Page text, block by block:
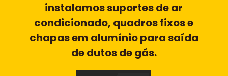
instalamos suportes de ar
condicionado, quadros fixos e
chapas em alumínio para saída
de dutos de gás.